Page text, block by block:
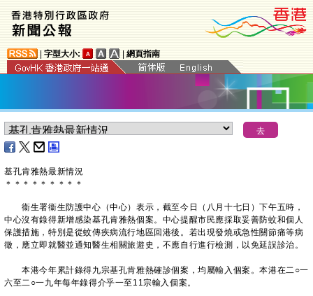
字型大小: 網頁指南
基孔肯雅熱最新情況
＊ ＊ ＊ ＊ ＊ ＊ ＊ ＊ ＊
衞生署衞生防護中心（中心）表示，截至今日（八月十七日）下午五時，
中心沒有錄得新增感染基孔肯雅熱個案。中心提醒市民應採取妥善防蚊和個人
保護措施，特別是從蚊傳疾病流行地區回港後。若出現發燒或急性關節痛等病
徵，應立即就醫並通知醫生相關旅遊史，不應自行進行檢測，以免延誤診治。
本港今年累計錄得九宗基孔肯雅熱確診個案，均屬輸入個案。本港在二○一
六至二○一九年每年錄得介乎一至11宗輸入個案。